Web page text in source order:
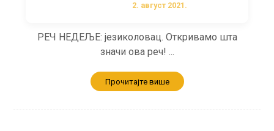
2. август 2021.
РЕЧ НЕДЕЉЕ: језиколовац. Откривамо шта
значи ова реч! ...
Прочитајте више